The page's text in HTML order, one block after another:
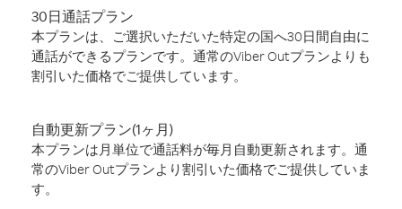
30日通話プラン
本プランは、ご選択いただいた特定の国へ30日間自由に
通話ができるプランです。通常のViber Outプランよりも
割引いた価格でご提供しています。
自動更新プラン(1ヶ月)
本プランは月単位で通話料が毎月自動更新されます。通
常のViber Outプランより割引いた価格でご提供していま
す。